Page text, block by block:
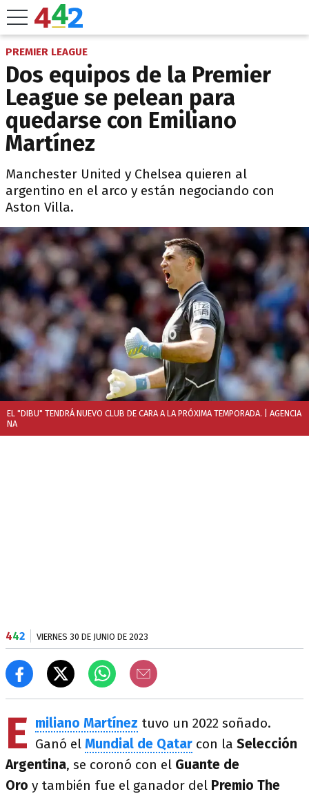
PREMIER LEAGUE
Dos equipos de la Premier
League se pelean para
quedarse con Emiliano
Martínez
Manchester United y Chelsea quieren al
argentino en el arco y están negociando con
Aston Villa.
EL "DIBU" TENDRÁ NUEVO CLUB DE CARA A LA PRÓXIMA TEMPORADA. | AGENCIA
NA
442 VIERNES 30 DE JUNIO DE 2023
E miliano Martínez tuvo un 2022 soñado.
Ganó el Mundial de Qatar con la Selección
Argentina, se coronó con el Guante de
Oro y también fue el ganador del Premio The